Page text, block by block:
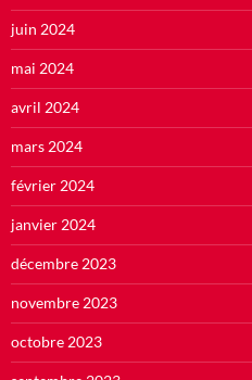
juin 2024
mai 2024
avril 2024
mars 2024
février 2024
janvier 2024
décembre 2023
novembre 2023
octobre 2023